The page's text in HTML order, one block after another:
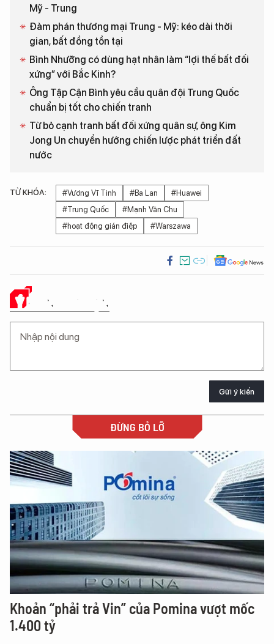
Mỹ - Trung
Đàm phán thương mại Trung - Mỹ: kéo dài thời
gian, bất đồng tồn tại
Bình Nhưỡng có dùng hạt nhân làm “lợi thế bất đối
xứng” với Bắc Kinh?
Ông Tập Cận Bình yêu cầu quân đội Trung Quốc
chuẩn bị tốt cho chiến tranh
Từ bỏ cạnh tranh bất đối xứng quân sự, ông Kim
Jong Un chuyển hướng chiến lược phát triển đất
nước
TỪ KHÓA: #Vương Vĩ Tinh #Ba Lan
#Huawei
#Trung Quốc
#Mạnh Vãn Chu
#hoạt động gián điệp
#Warszawa
Ý KIẾN CỦA BẠN
Gửi ý kiến
ĐỪNG BỎ LỠ
Khoản “phải trả Vin” của Pomina vượt mốc
1.400 tỷ